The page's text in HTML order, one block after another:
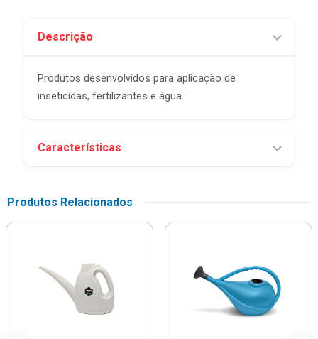
Descrição
Produtos desenvolvidos para aplicação de
inseticidas, fertilizantes e água.
Características
Produtos Relacionados